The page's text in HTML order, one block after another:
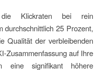
die Klickraten bei rein
durchschnittlich 25 Prozent,
Qualität der verbleibenden
Zusammenfassung auf Ihre
eine signifikant höhere